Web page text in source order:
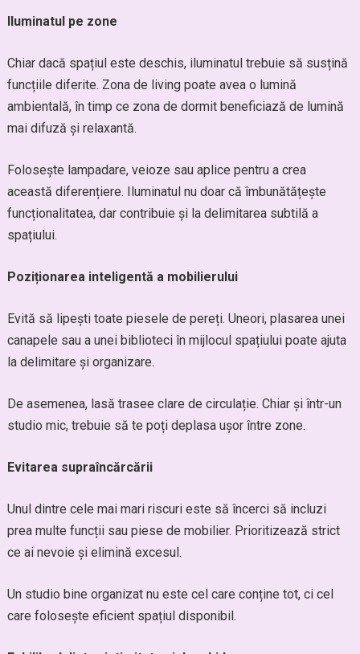
Iluminatul pe zone
Chiar dacă spațiul este deschis, iluminatul trebuie să susțină
funcțiile diferite. Zona de living poate avea o lumină
ambientală, în timp ce zona de dormit beneficiază de lumină
mai difuză și relaxantă.
Folosește lampadare, veioze sau aplice pentru a crea
această diferențiere. Iluminatul nu doar că îmbunătățește
funcționalitatea, dar contribuie și la delimitarea subtilă a
spațiului.
Poziționarea inteligentă a mobilierului
Evită să lipești toate piesele de pereți. Uneori, plasarea unei
canapele sau a unei biblioteci în mijlocul spațiului poate ajuta
la delimitare și organizare.
De asemenea, lasă trasee clare de circulație. Chiar și într-un
studio mic, trebuie să te poți deplasa ușor între zone.
Evitarea supraîncărcării
Unul dintre cele mai mari riscuri este să încerci să incluzi
prea multe funcții sau piese de mobilier. Prioritizează strict
ce ai nevoie și elimină excesul.
Un studio bine organizat nu este cel care conține tot, ci cel
care folosește eficient spațiul disponibil.